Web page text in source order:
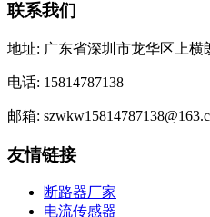
联系我们
地址: 广东省深圳市龙华区上横
电话: 15814787138
邮箱:
友情链接
断路器厂家
电流传感器